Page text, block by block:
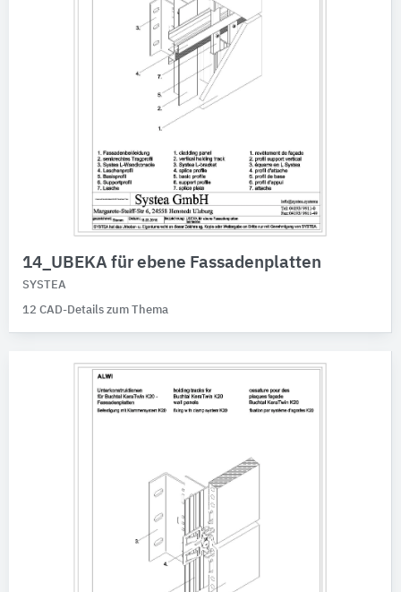
14_UBEKA für ebene Fassadenplatten
SYSTEA
12 CAD-Details zum Thema